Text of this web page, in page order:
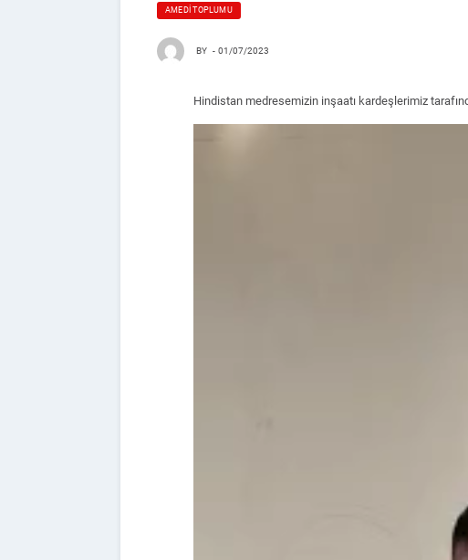
AMEDI TOPLUMU
BY - 01/07/2023
Hindistan medresemizin inşaatı kardeşlerimiz